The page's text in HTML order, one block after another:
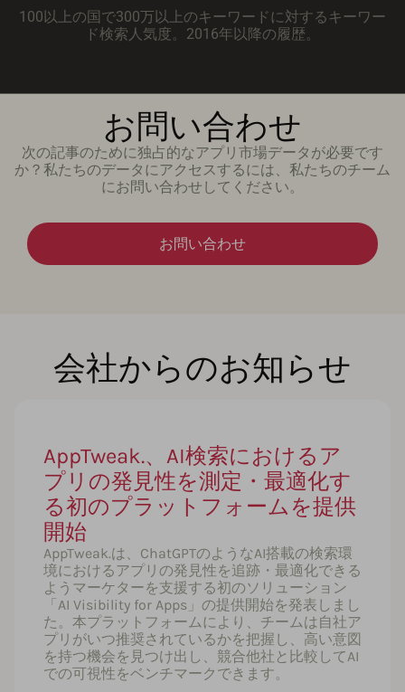
100以上の国で300万以上のキーワードに対するキーワー
ド検索人気度。2016年以降の履歴。
お問い合わせ
次の記事のために独占的なアプリ市場データが必要です
か？私たちのデータにアクセスするには、私たちのチーム
にお問い合わせしてください。
お問い合わせ
会社からのお知らせ
AppTweak.、AI検索におけるア
プリの発見性を測定・最適化す
る初のプラットフォームを提供
開始
AppTweak.は、ChatGPTのようなAI搭載の検索環
境におけるアプリの発見性を追跡・最適化できる
ようマーケターを支援する初のソリューション
「AI Visibility for Apps」の提供開始を発表しまし
た。本プラットフォームにより、チームは自社ア
プリがいつ推奨されているかを把握し、高い意図
を持つ機会を見つけ出し、競合他社と比較してAI
での可視性をベンチマークできます。